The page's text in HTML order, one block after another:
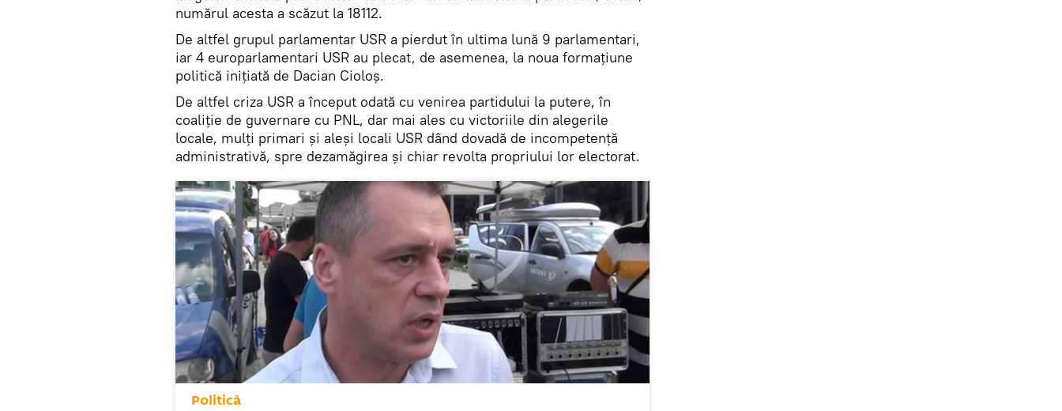
numărul acesta a scăzut la 18112.
De altfel grupul parlamentar USR a pierdut în ultima lună 9 parlamentari,
iar 4 europarlamentari USR au plecat, de asemenea, la noua formațiune
politică inițiată de Dacian Cioloș.
De altfel criza USR a început odată cu venirea partidului la putere, în
coaliție de guvernare cu PNL, dar mai ales cu victoriile din alegerile
locale, mulți primari și aleși locali USR dând dovadă de incompetență
administrativă, spre dezamăgirea și chiar revolta propriului lor electorat.
Politică